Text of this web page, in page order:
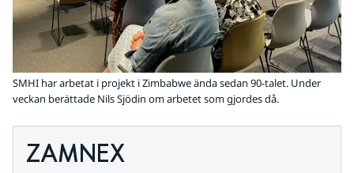
SMHI har arbetat i projekt i Zimbabwe ända sedan 90-talet. Under
veckan berättade Nils Sjödin om arbetet som gjordes då.
ZAMNEX